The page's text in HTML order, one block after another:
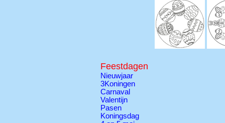
Feestdagen
Nieuwjaar
3Koningen
Carnaval
Valentijn
Pasen
Koningsdag